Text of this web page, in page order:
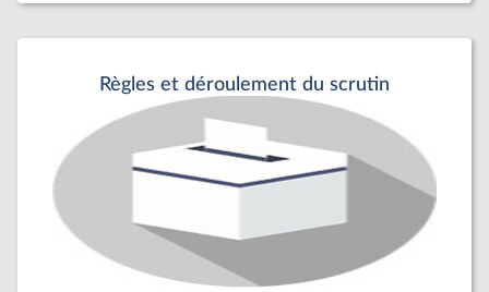
Règles et déroulement du scrutin